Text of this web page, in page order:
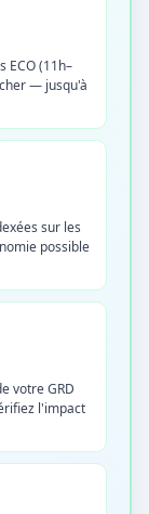
ECO (11h–
— jusqu'à
sur les
possible
votre GRD
l'impact